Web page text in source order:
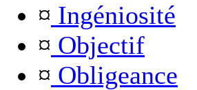
¤ Ingéniosité
¤ Objectif
¤ Obligeance